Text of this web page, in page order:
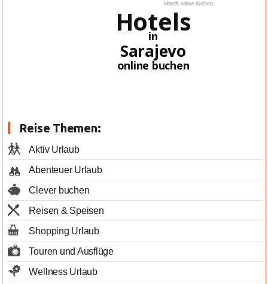
Hotels online buchen:
Hotels
in
Sarajevo
online buchen
Reise Themen:
Aktiv Urlaub
Abenteuer Urlaub
Clever buchen
Reisen & Speisen
Shopping Urlaub
Touren und Ausflüge
Wellness Urlaub